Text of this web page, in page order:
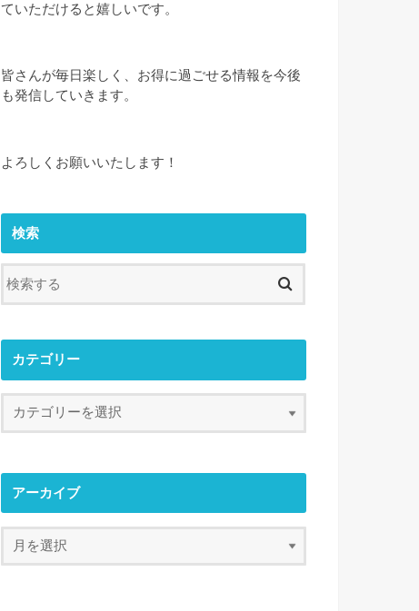
ていただけると嬉しいです。
皆さんが毎日楽しく、お得に過ごせる情報を今後
も発信していきます。
よろしくお願いいたします！
検索
カテゴリー
アーカイブ